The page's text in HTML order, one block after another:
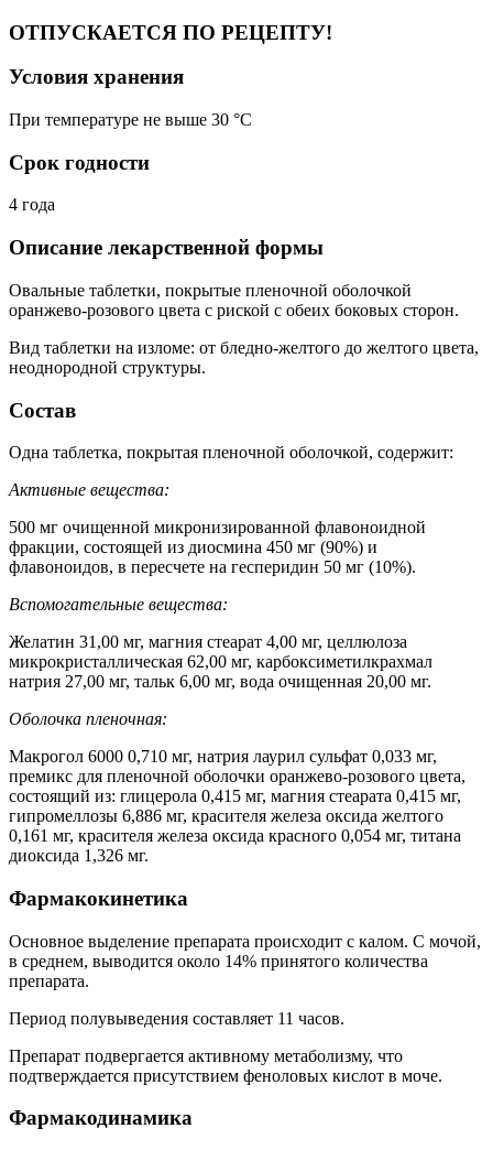
ОТПУСКАЕТСЯ ПО РЕЦЕПТУ!
Условия хранения
При температуре не выше 30 °C
Срок годности
4 года
Описание лекарственной формы
Овальные таблетки, покрытые пленочной оболочкой
оранжево-розового цвета с риской с обеих боковых сторон.
Вид таблетки на изломе: от бледно-желтого до желтого цвета,
неоднородной структуры.
Состав
Одна таблетка, покрытая пленочной оболочкой, содержит:
Активные вещества:
500 мг очищенной микронизированной флавоноидной
фракции, состоящей из диосмина 450 мг (90%) и
флавоноидов, в пересчете на гесперидин 50 мг (10%).
Вспомогательные вещества:
Желатин 31,00 мг, магния стеарат 4,00 мг, целлюлоза
микрокристаллическая 62,00 мг, карбоксиметилкрахмал
натрия 27,00 мг, тальк 6,00 мг, вода очищенная 20,00 мг.
Оболочка пленочная:
Макрогол 6000 0,710 мг, натрия лаурил сульфат 0,033 мг,
премикс для пленочной оболочки оранжево-розового цвета,
состоящий из: глицерола 0,415 мг, магния стеарата 0,415 мг,
гипромеллозы 6,886 мг, красителя железа оксида желтого
0,161 мг, красителя железа оксида красного 0,054 мг, титана
диоксида 1,326 мг.
Фармакокинетика
Основное выделение препарата происходит с калом. С мочой,
в среднем, выводится около 14% принятого количества
препарата.
Период полувыведения составляет 11 часов.
Препарат подвергается активному метаболизму, что
подтверждается присутствием феноловых кислот в моче.
Фармакодинамика